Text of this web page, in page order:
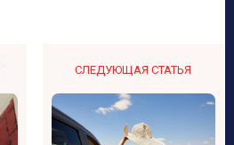
СЛЕДУЮЩАЯ СТАТЬЯ